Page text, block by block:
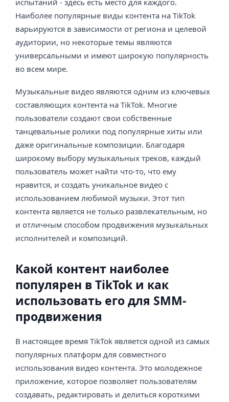
Наиболее популярные виды контента на TikTok
варьируются в зависимости от региона и целевой
аудитории, но некоторые темы являются
универсальными и имеют широкую популярность
во всем мире.
Музыкальные видео являются одним из ключевых
составляющих контента на TikTok. Многие
пользователи создают свои собственные
танцевальные ролики под популярные хиты или
даже оригинальные композиции. Благодаря
широкому выбору музыкальных треков, каждый
пользователь может найти что-то, что ему
нравится, и создать уникальное видео с
использованием любимой музыки. Этот тип
контента является не только развлекательным, но
и отличным способом продвижения музыкальных
исполнителей и композиций.
Какой контент наиболее
популярен в TikTok и как
использовать его для SMM-
продвижения
В настоящее время TikTok является одной из самых
популярных платформ для совместного
использования видео контента. Это молодежное
приложение, которое позволяет пользователям
создавать, редактировать и делиться короткими